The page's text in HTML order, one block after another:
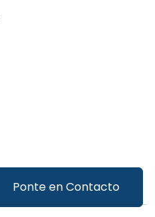
Ponte en Contacto